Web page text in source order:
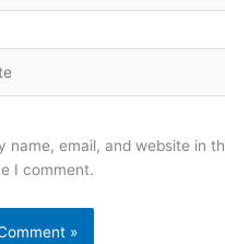
name, email, and website in
I comment.